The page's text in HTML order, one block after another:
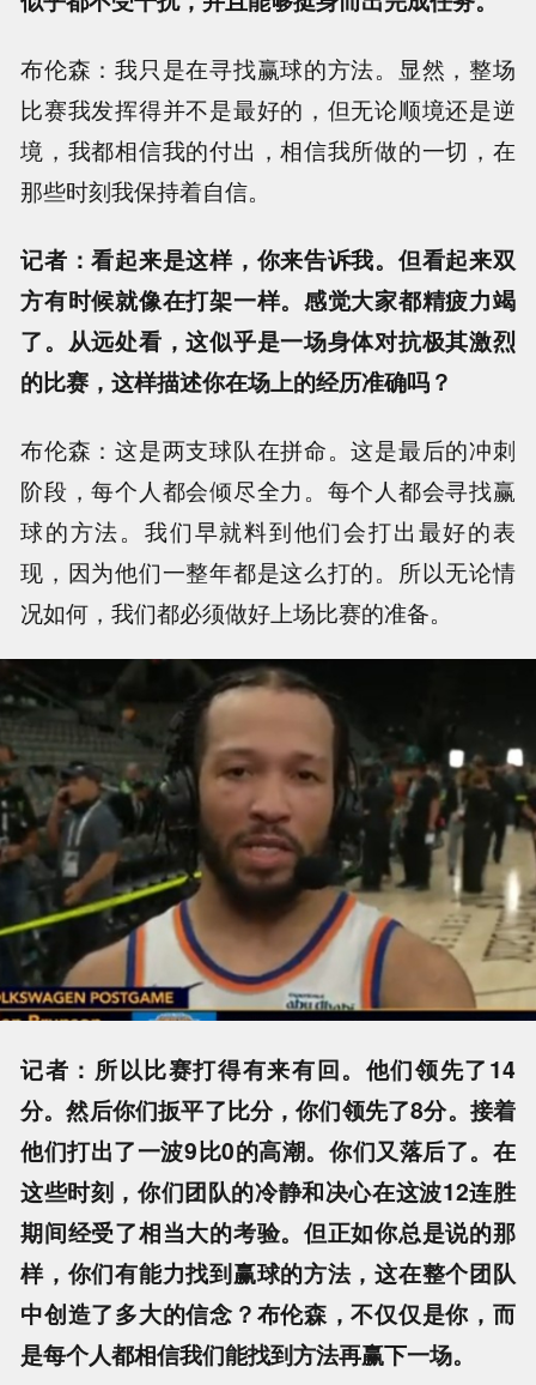
布伦森：我只是在寻找赢球的方法。显然，整场
比赛我发挥得并不是最好的，但无论顺境还是逆
境，我都相信我的付出，相信我所做的一切，在
那些时刻我保持着自信。
记者：看起来是这样，你来告诉我。但看起来双
方有时候就像在打架一样。感觉大家都精疲力竭
了。从远处看，这似乎是一场身体对抗极其激烈
的比赛，这样描述你在场上的经历准确吗？
布伦森：这是两支球队在拼命。这是最后的冲刺
阶段，每个人都会倾尽全力。每个人都会寻找赢
球的方法。我们早就料到他们会打出最好的表
现，因为他们一整年都是这么打的。所以无论情
况如何，我们都必须做好上场比赛的准备。
记者：所以比赛打得有来有回。他们领先了14
分。然后你们扳平了比分，你们领先了8分。接着
他们打出了一波9比0的高潮。你们又落后了。在
这些时刻，你们团队的冷静和决心在这波12连胜
期间经受了相当大的考验。但正如你总是说的那
样，你们有能力找到赢球的方法，这在整个团队
中创造了多大的信念？布伦森，不仅仅是你，而
是每个人都相信我们能找到方法再赢下一场。